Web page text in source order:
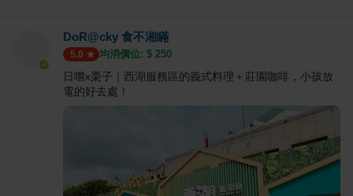
DoR@cky 食不湘瞞
5.0 均消價位: $ 250
日嚐x栗子｜西湖服務區的義式料理＋莊園咖啡，小孩放
電的好去處！